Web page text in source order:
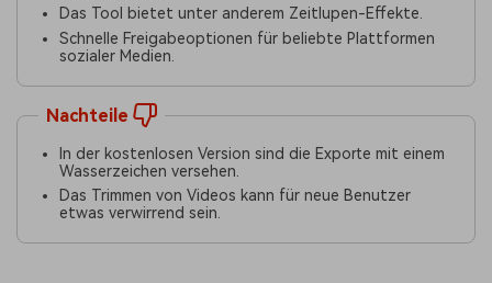
Das Tool bietet unter anderem Zeitlupen-Effekte.
Schnelle Freigabeoptionen für beliebte Plattformen
sozialer Medien.
Nachteile
In der kostenlosen Version sind die Exporte mit einem
Wasserzeichen versehen.
Das Trimmen von Videos kann für neue Benutzer
etwas verwirrend sein.